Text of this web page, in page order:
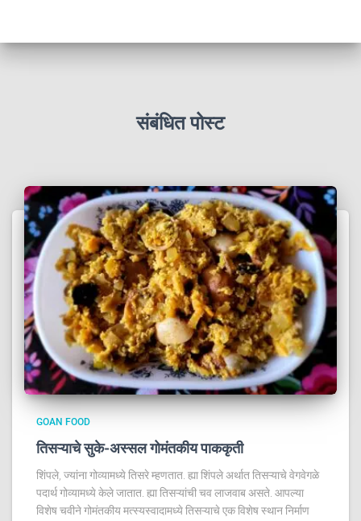
संबंधित पोस्ट
GOAN FOOD
तिसऱ्याचे सुके-अस्सल गोमंतकीय पाककृती
शिंपले, ज्यांना गोव्यामध्ये तिसरे म्हणतात. ह्या शिंपले अर्थात तिसऱ्याचे वेगवेगळे
पदार्थ गोव्यामध्ये केले जातात. ह्या तिसऱ्यांची चव लाजवाब असते. आपल्या
विशेष चवीने गोमंतकीय मत्स्यस्वादामध्ये तिसऱ्याचे एक विशेष स्थान निर्माण